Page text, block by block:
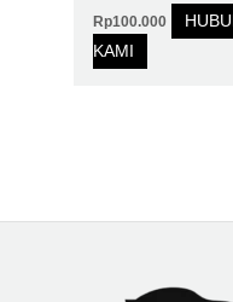
Rp100.000
KAMI